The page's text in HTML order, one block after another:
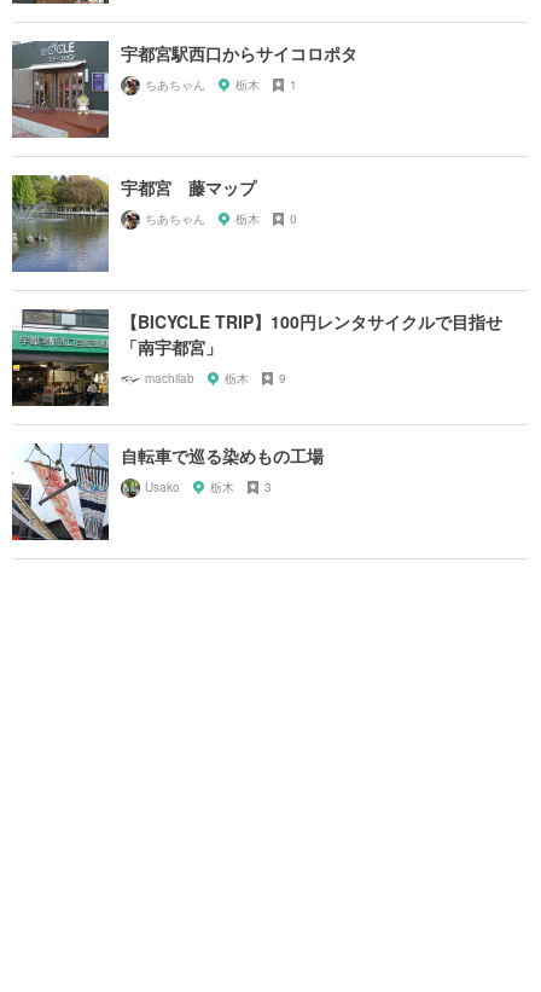
宇都宮駅西口からサイコロポタ
ちあちゃん 栃木 1
宇都宮 藤マップ
ちあちゃん 栃木 0
【BICYCLE TRIP】100円レンタサイクルで目指せ
「南宇都宮」
machilab 栃木 9
自転車で巡る染めもの工場
Usako 栃木 3